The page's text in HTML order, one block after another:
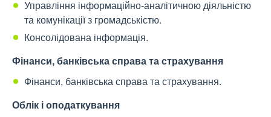
Управління інформаційно-аналітичною діяльністю
та комунікації з громадськістю.
Консолідована інформація.
Фінанси, банківська справа та страхування
Фінанси, банківська справа та страхування.
Облік і оподаткування